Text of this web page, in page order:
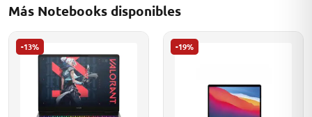
Más Notebooks disponibles
-13% -19%